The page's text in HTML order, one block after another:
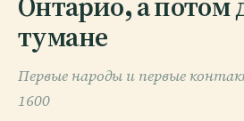
тумане
Первые народы и первые
1600